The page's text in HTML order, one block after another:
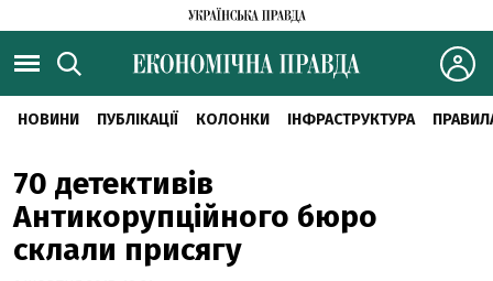
НОВИНИ ПУБЛІКАЦІЇ КОЛОНКИ ІНФРАСТРУКТУРА
70 детективів
Антикорупційного бюро
склали присягу